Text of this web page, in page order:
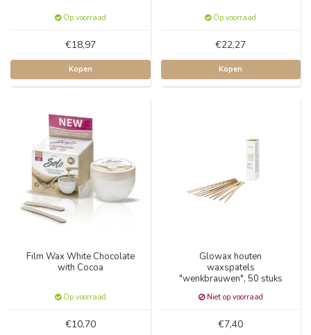
Op voorraad
€18,97
Kopen
Op voorraad
€22,27
Kopen
Film Wax White Chocolate
with Cocoa
Op voorraad
€10,70
Glowax houten
waxspatels
"wenkbrauwen", 50 stuks
Niet op voorraad
€7,40